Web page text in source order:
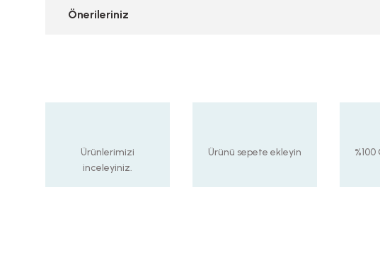
Önerileriniz
Ürünlerimizi
inceleyiniz.
Ürünü sepete ekleyin